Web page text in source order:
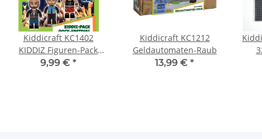
Kiddicraft KC1402
KIDDIZ Figuren-Pack
Rock Festival
9,99 € *
Kiddicraft KC1212
Geldautomaten-Raub
13,99 € *